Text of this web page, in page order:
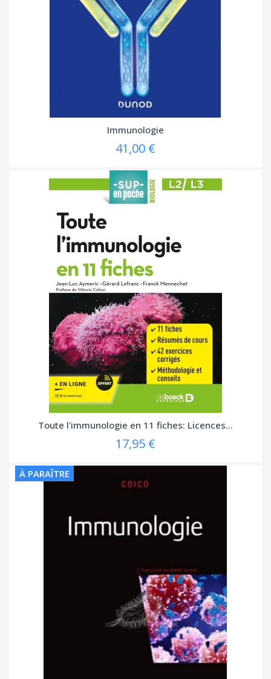
Immunologie
41,00 €
Toute l'immunologie en 11 fiches: Licences...
17,95 €
À PARAÎTRE